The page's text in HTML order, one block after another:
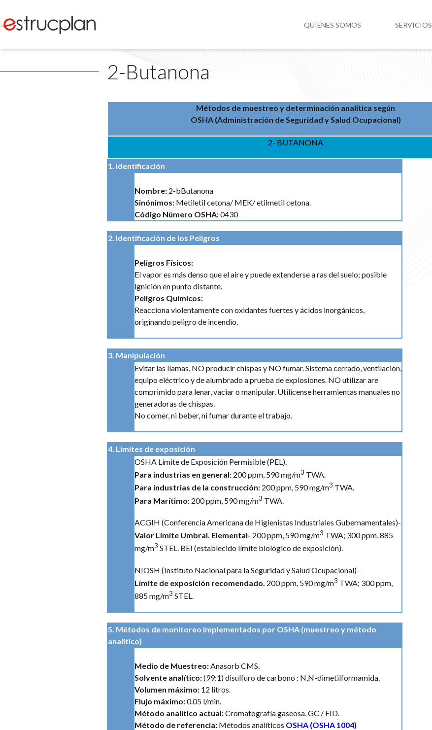
QUIENES SOMOS SERVICIOS
2-Butanona
Métodos de muestreo y determinación analítica según
OSHA (Administración de Seguridad y Salud Ocupacional)
2- BUTANONA
1. Identificación
Nombre:2-bButanona
Sinónimos:Metiletil cetona/ MEK/ etilmetil cetona.
Código Número OSHA:0430
2. Identificación de los Peligros
Peligros Físicos:
El vapor es más denso que el aire y puede extenderse a ras del suelo; posible
ignición en punto distante.
Peligros Químicos:
Reacciona violentamente con oxidantes fuertes y ácidos inorgánicos,
originando peligro de incendio.
3. Manipulación
Evitar las llamas, NO producir chispas y NO fumar. Sistema cerrado, ventilación,
equipo eléctrico y de alumbrado a prueba de explosiones. NO utilizar are
comprimido para lenar, vaciar o manipular. Utilicense herramientas manuales no
generadoras de chispas.
No comer, ni beber, ni fumar durante el trabajo.
4. Límites de exposición
OSHA Límite de Exposición Permisible (PEL).
Para industrias en general: 200 ppm, 590 mg/m3 TWA.
Para industrias de la construcción: 200 ppm, 590 mg/m3 TWA.
Para Marítimo: 200 ppm, 590 mg/m3 TWA.
ACGIH (Conferencia Americana de Higienistas Industriales Gubernamentales)-
Valor Límite Umbral. Elemental- 200 ppm, 590 mg/m3 TWA; 300 ppm, 885
mg/m3 STEL. BEI (establecido límite biológico de exposición).
NIOSH (Instituto Nacional para la Seguridad y Salud Ocupacional)-
Límite de exposición recomendado. 200 ppm, 590 mg/m3 TWA; 300 ppm,
885 mg/m3 STEL.
5. Métodos de monitoreo implementados por OSHA (muestreo y método
analítico)
Medio de Muestreo:Anasorb CMS.
Solvente analítico:(99:1) disulfuro de carbono : N,N-dimetilformamida.
Volumen máximo: 12 litros.
Flujo máximo:0.05 l/min.
Método analítico actual:Cromatografía gaseosa, GC / FID.
Método de referencia: Métodos analíticos OSHA (OSHA 1004)